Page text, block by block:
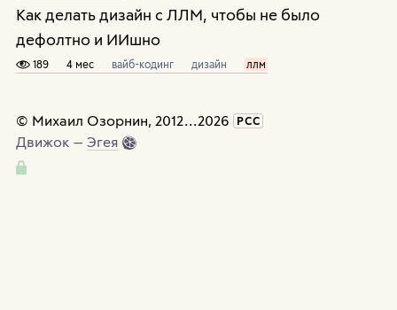
Как делать дизайн с ЛЛМ, чтобы не было
дефолтно и ИИшно
189 4 мес вайб-кодинг дизайн ллм
© Михаил Озорнин, 2012...2026 РСС
Движок — Эгея